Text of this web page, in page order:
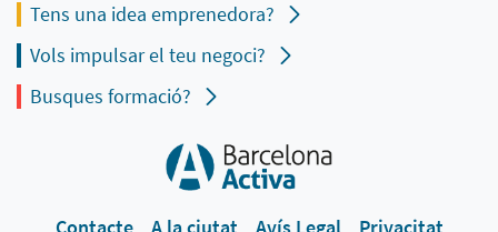
Tens una idea emprenedora?
Vols impulsar el teu negoci?
Busques formació?